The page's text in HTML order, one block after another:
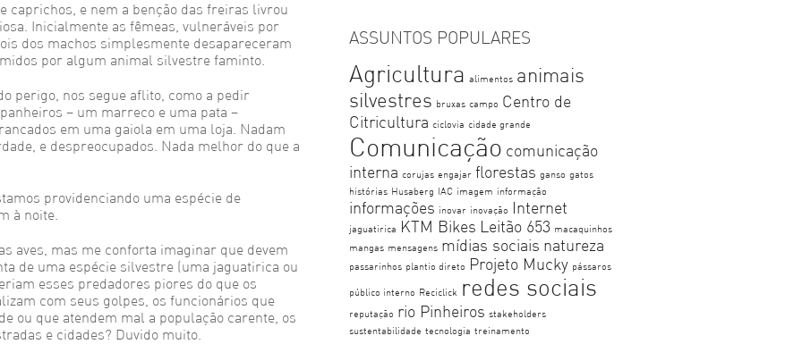
caprichos, e nem a benção das freiras livrou
Inicialmente as fêmeas, vulneráveis por
dos machos simplesmente desapareceram
por algum animal silvestre faminto.
perigo, nos segue aflito, como a pedir
– um marreco e uma pata –
em uma gaiola em uma loja. Nadam
e despreocupados. Nada melhor do que a
providenciando uma espécie de
à noite.
aves, mas me conforta imaginar que devem
de uma espécie silvestre (uma jaguatirica ou
esses predadores piores do que os
com seus golpes, os funcionários que
ou que atendem mal a população carente, os
e cidades? Duvido muito.
ASSUNTOS POPULARES
Agricultura alimentos animais
silvestres bruxas campo Centro de
Citricultura ciclovia cidade grande
Comunicação comunicação
interna corujas engajar florestas ganso gatos
histórias Husaberg IAC imagem informação
informações inovar inovação Internet
jaguatirica KTM Bikes Leitão 653 macaquinhos
mangas mensagens mídias sociais natureza
passarinhos plantio direto Projeto Mucky pássaros
público interno Reciclick redes sociais
reputação rio Pinheiros stakeholders
sustentabilidade tecnologia treinamento